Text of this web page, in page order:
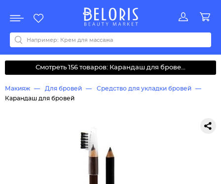
Акции
Все бренды
0-9ABCDEFGHIJKLMNOPQRSTUVWYZАБВДЗИМОКЛНПРСТУФ
Смотреть 156 товаров: Карандаш для брове...
Макияж Для бровей
Средство для укладки бровей
Карандаш для бровей